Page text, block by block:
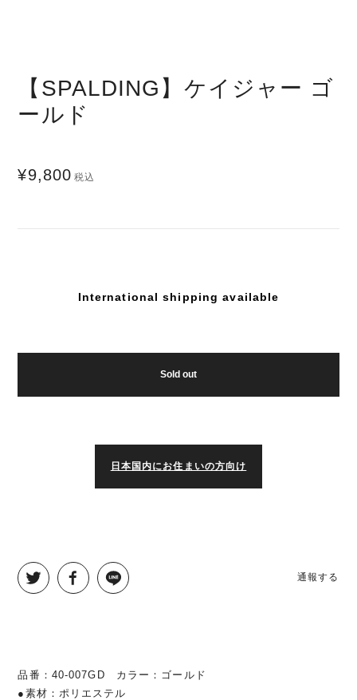
【SPALDING】ケイジャー ゴ
ールド
¥9,800 税込
International shipping available
Sold out
日本国内にお住まいの方向け
通報する
品番：40-007GD カラー：ゴールド
●素材：ポリエステル